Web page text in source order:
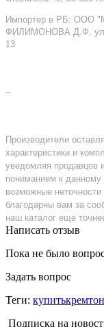
Импортер в РБ: ООО
ФИЛИМОНОВА Д.Ф.
13
–
Производители
характеристики и
уведомляя продавцов
пониманием к данному
возможные
благодарны вам за
наш каталог еще
Написать отзыв
Пока не было
Задать вопрос
Теги:
Подписка на